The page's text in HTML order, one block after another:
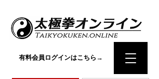
有料会員ログインはこちら→